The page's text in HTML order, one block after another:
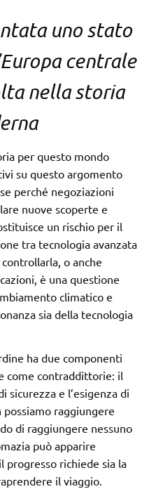
uno stato
centrale
nella storia
per questo mondo
su questo argomento
perché negoziazioni
nuove scoperte e
un rischio per il
tra tecnologia avanzata
o anche
è una questione
climatico e
sia della tecnologia
ha due componenti
come contraddittorie: il
e l’esigenza di
raggiungere
di raggiungere nessuno
può apparire
progresso richiede sia la
il viaggio.